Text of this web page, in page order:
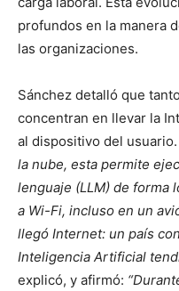
profundos en la manera
las organizaciones.
Sánchez detalló que
concentran en llevar la
al dispositivo del usuario.
la nube, esta permite
lenguaje (LLM) de forma
a Wi-Fi, incluso en un
llegó Internet: un país
Inteligencia Artificial
explicó, y afirmó: